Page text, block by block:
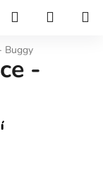
Hledat
Buggy
-